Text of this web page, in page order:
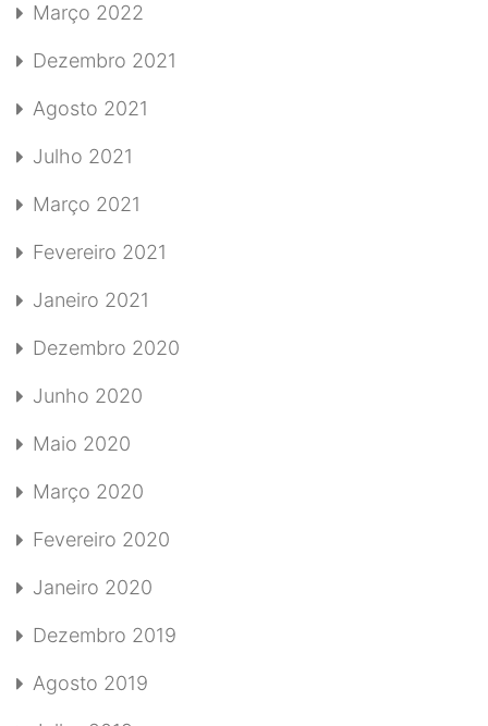
Março 2022
Dezembro 2021
Agosto 2021
Julho 2021
Março 2021
Fevereiro 2021
Janeiro 2021
Dezembro 2020
Junho 2020
Maio 2020
Março 2020
Fevereiro 2020
Janeiro 2020
Dezembro 2019
Agosto 2019